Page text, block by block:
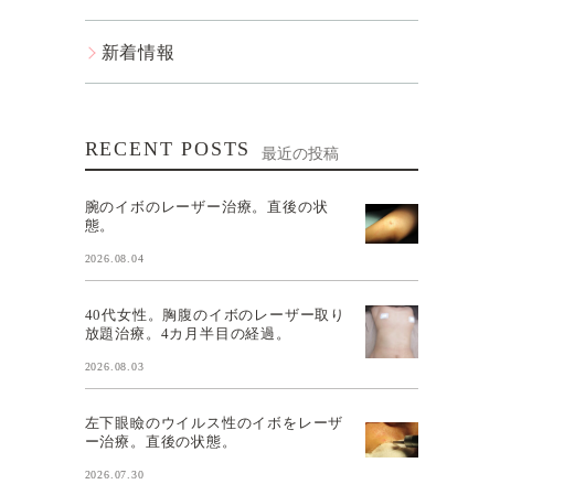
新着情報
RECENT POSTS 最近の投稿
腕のイボのレーザー治療。直後の状
態。
2026.08.04
40代女性。胸腹のイボのレーザー取り
放題治療。4カ月半目の経過。
2026.08.03
左下眼瞼のウイルス性のイボをレーザ
ー治療。直後の状態。
2026.07.30